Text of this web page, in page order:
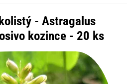
- Astragalus
kozince - 20 ks